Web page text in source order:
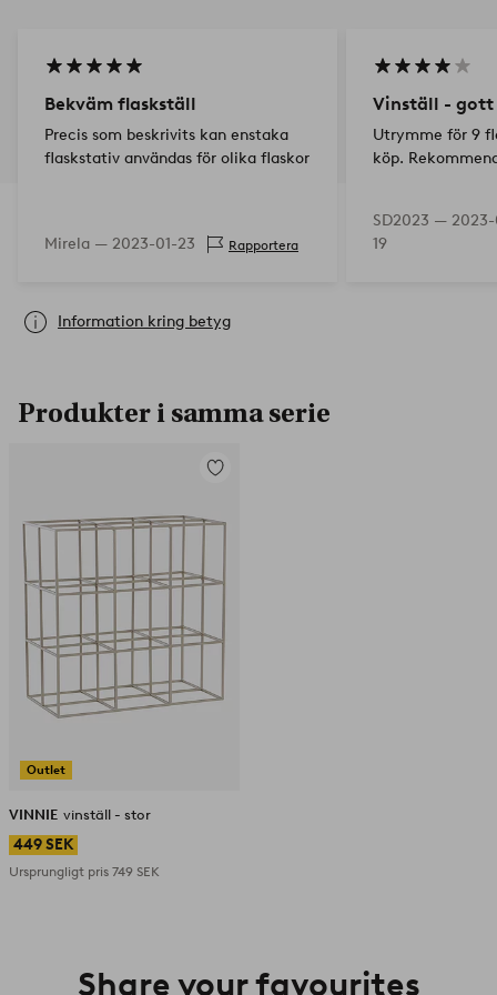
Bekväm flaskställ
Precis som beskrivits kan enstaka
flaskstativ användas för olika flaskor
Mirela — 2023-01-23 Rapportera
Vinställ - gott
Utrymme för 9
köp.
SD2023 — 2023-
19
Information kring betyg
Produkter i samma serie
Outlet
Lägg
favoriter
VINNIE vinställ - stor
449 SEK
Ursprungligt pris 749 SEK
Share your favourites